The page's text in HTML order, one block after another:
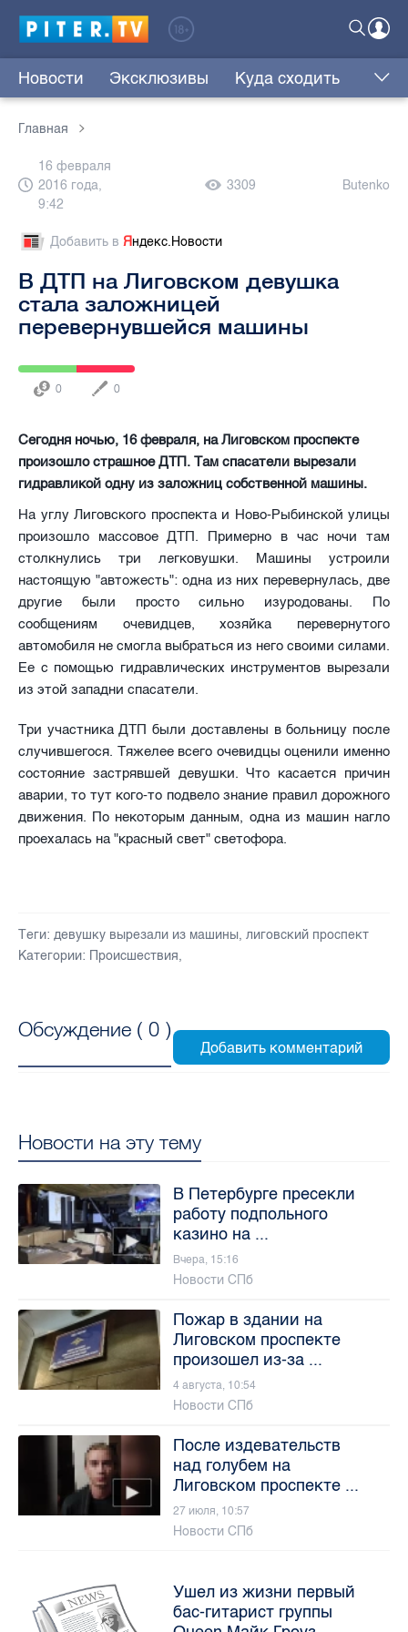
Новости Эксклюзивы Куда сходить
Главная
16 февраля
2016 года,
9:42
3309 Butenko
Добавить в Яндекс.Новости
В ДТП на Лиговском девушка
стала заложницей
перевернувшейся машины
0 0
Сегодня ночью, 16 февраля, на Лиговском проспекте
произошло страшное ДТП. Там спасатели вырезали
гидравликой одну из заложниц собственной машины.
На углу Лиговского проспекта и Ново-Рыбинской улицы
произошло массовое ДТП. Примерно в час ночи там
столкнулись три легковушки. Машины устроили
настоящую "автожесть": одна из них перевернулась, две
другие были просто сильно изуродованы. По
сообщениям очевидцев, хозяйка перевернутого
автомобиля не смогла выбраться из него своими силами.
Ее с помощью гидравлических инструментов вырезали
из этой западни спасатели.
Три участника ДТП были доставлены в больницу после
случившегося. Тяжелее всего очевидцы оценили именно
состояние застрявшей девушки. Что касается причин
аварии, то тут кого-то подвело знание правил дорожного
движения. По некоторым данным, одна из машин нагло
проехалась на "красный свет" светофора.
Теги: девушку вырезали из машины, лиговский проспект
Категории: Происшествия,
Обсуждение ( 0 )
Новости на эту тему
В Петербурге пресекли
работу подпольного
казино на ...
Вчера, 15:16
Новости СПб
Пожар в здании на
Лиговском проспекте
произошел из-за ...
4 августа, 10:54
Новости СПб
После издевательств
над голубем на
Лиговском проспекте ...
27 июля, 10:57
Новости СПб
Ушел из жизни первый
бас-гитарист группы